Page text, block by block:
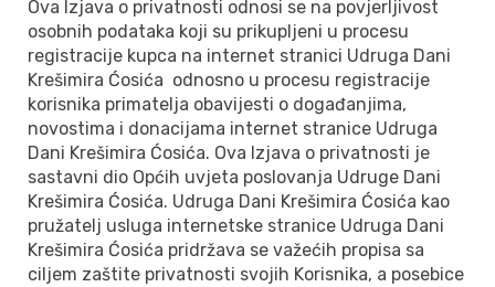
Ova Izjava o privatnosti odnosi se na povjerljivost
osobnih podataka koji su prikupljeni u procesu
registracije kupca na internet stranici Udruga Dani
Krešimira Ćosića odnosno u procesu registracije
korisnika primatelja obavijesti o događanjima,
novostima i donacijama internet stranice Udruga
Dani Krešimira Ćosića. Ova Izjava o privatnosti je
sastavni dio Općih uvjeta poslovanja Udruge Dani
Krešimira Ćosića. Udruga Dani Krešimira Ćosića kao
pružatelj usluga internetske stranice Udruga Dani
Krešimira Ćosića pridržava se važećih propisa sa
ciljem zaštite privatnosti svojih Korisnika, a posebice